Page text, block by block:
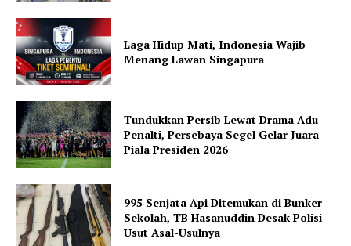
Laga Hidup Mati, Indonesia Wajib
Menang Lawan Singapura
Tundukkan Persib Lewat Drama Adu
Penalti, Persebaya Segel Gelar Juara
Piala Presiden 2026
995 Senjata Api Ditemukan di Bunker
Sekolah, TB Hasanuddin Desak Polisi
Usut Asal-Usulnya